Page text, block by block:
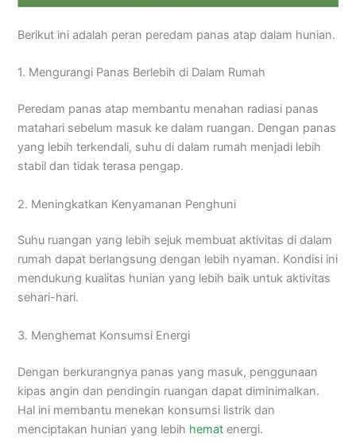
Berikut ini adalah peran peredam panas atap dalam hunian.
1. Mengurangi Panas Berlebih di Dalam Rumah
Peredam panas atap membantu menahan radiasi panas
matahari sebelum masuk ke dalam ruangan. Dengan panas
yang lebih terkendali, suhu di dalam rumah menjadi lebih
stabil dan tidak terasa pengap.
2. Meningkatkan Kenyamanan Penghuni
Suhu ruangan yang lebih sejuk membuat aktivitas di dalam
rumah dapat berlangsung dengan lebih nyaman. Kondisi ini
mendukung kualitas hunian yang lebih baik untuk aktivitas
sehari-hari.
3. Menghemat Konsumsi Energi
Dengan berkurangnya panas yang masuk, penggunaan
kipas angin dan pendingin ruangan dapat diminimalkan.
Hal ini membantu menekan konsumsi listrik dan
menciptakan hunian yang lebih hemat energi.